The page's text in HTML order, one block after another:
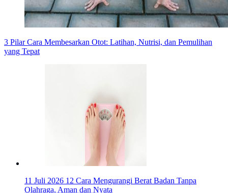
3 Pilar Cara Membesarkan Otot: Latihan, Nutrisi, dan Pemulihan
yang Tepat
11 Juli 2026 12 Cara Mengurangi Berat Badan Tanpa
Olahraga, Aman dan Nyata